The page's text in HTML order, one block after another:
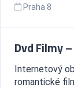
Praha 8
Dvd Filmy
Internetový
romantické